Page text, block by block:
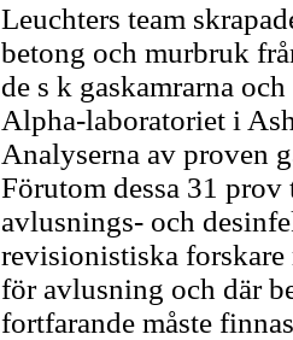
Leuchters team
betong och murbruk
de s k gaskamrarna
Alpha-laboratoriet i
Analyserna av proven
Förutom dessa 31
avlusnings- och
revisionistiska
för avlusning och där
fortfarande måste